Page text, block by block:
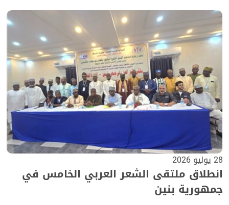
28 يوليو 2026
انطلاق ملتقى الشعر العربي الخامس في
جمهورية بنين